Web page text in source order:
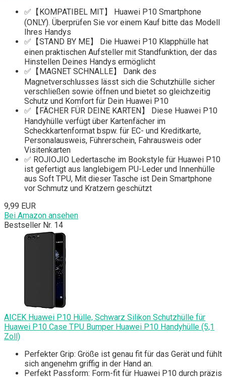
✅【KOMPATIBEL MIT】 Huawei P10 Smartphone
(ONLY). Überprüfen Sie vor einem Kauf bitte das Modell
Ihres Handys
✅【STAND BY ME】 Die Huawei P10 Klapphülle hat
einen praktischen Aufsteller mit Standfunktion, der das
Hinstellen Deines Handys ermöglicht
✅【MAGNET SCHNALLE】 Dank des
Magnetverschlusses lässt sich die Schutzhülle sicher
verschließen sowie öffnen und bietet so gleichzeitig
Schutz und Komfort für Dein Huawei P10
✅【FÄCHER FÜR DEINE KARTEN】 Diese Huawei P10
Handyhülle verfügt über Kartenfächer im
Scheckkartenformat bspw. für EC- und Kreditkarte,
Personalausweis, Führerschein, Fahrausweis oder
Visitenkarten
✅ ROJIOJIO Ledertasche im Bookstyle für Huawei P10
ist gefertigt aus langlebigem PU-Leder und Innenhülle
aus Soft TPU, Mit dieser Tasche ist Dein Smartphone
vor Schmutz und Kratzern geschützt
9,99 EUR
Bei Amazon ansehen
Bestseller Nr. 14
AICEK Huawei P10 Hülle, Schwarz Silikon Schutzhülle für
Huawei P10 Case TPU Bumper Huawei P10 Handyhülle (5,1
Zoll)
Perfekter Grip: Größe ist genau fit für das Gerät und fühlt
sich angenehm griffig in der Hand an.
Perfekt Passform: Form-fit für Huawei P10 durch präzis